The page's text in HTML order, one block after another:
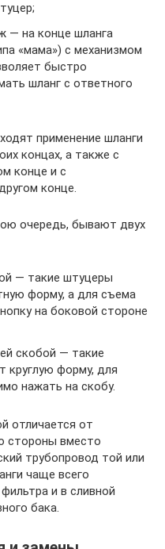
— на конце шланга
«мама») с механизмом
быстро
шланг с ответного
применение шланги
концах, а также с
конце и с
конце.
очередь, бывают двух
— такие штуцеры
форму, а для съема
на боковой стороне
скобой — такие
форму, для
нажать на скобу.
отличается от
стороны вместо
трубопровод той или
чаще всего
и в сливной
бака.